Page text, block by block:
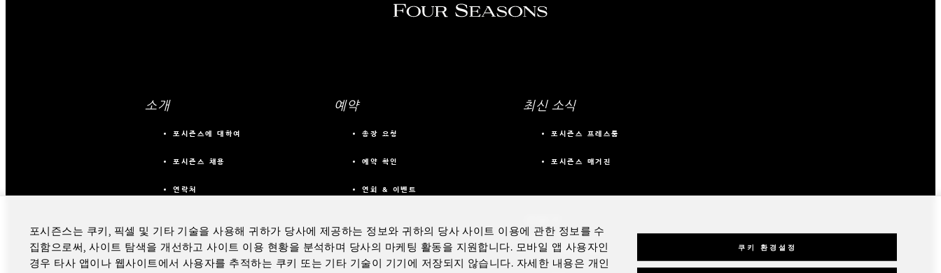
소개
포시즌스에 대하여
포시즌스 채용
연락처
예약
송장 요청
예약 확인
연회 & 이벤트
최신 소식
포시즌스 프레스룸
포시즌스 매거진
프라이빗 제트
포시즌스는 쿠키, 픽셀 및 기타 기술을 사용해 귀하가 당사에 제공하는 정보와 귀하의 당사 사이트 이용에 관한 정보를 수
집함으로써, 사이트 탐색을 개선하고 사이트 이용 현황을 분석하며 당사의 마케팅 활동을 지원합니다. 모바일 앱 사용자인
경우 타사 앱이나 웹사이트에서 사용자를 추적하는 쿠키 또는 기타 기술이 기기에 저장되지 않습니다. 자세한 내용은 개인
쿠키 환경설정